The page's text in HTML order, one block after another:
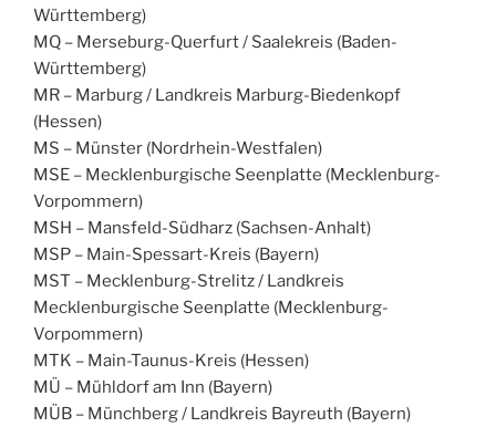
Württemberg)
MQ – Merseburg-Querfurt / Saalekreis (Baden-
Württemberg)
MR – Marburg / Landkreis Marburg-Biedenkopf
(Hessen)
MS – Münster (Nordrhein-Westfalen)
MSE – Mecklenburgische Seenplatte (Mecklenburg-
Vorpommern)
MSH – Mansfeld-Südharz (Sachsen-Anhalt)
MSP – Main-Spessart-Kreis (Bayern)
MST – Mecklenburg-Strelitz / Landkreis
Mecklenburgische Seenplatte (Mecklenburg-
Vorpommern)
MTK – Main-Taunus-Kreis (Hessen)
MÜ – Mühldorf am Inn (Bayern)
MÜB – Münchberg / Landkreis Bayreuth (Bayern)